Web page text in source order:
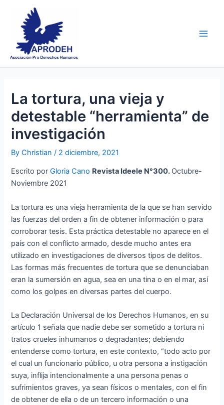
content
La tortura, una vieja y
detestable “herramienta” de
investigación
ByChristian/ 2 diciembre, 2021
Escrito porGloria Cano Revista Ideele N°300. Octubre-
Noviembre 2021
La tortura es una vieja herramienta de la que se han servido
las fuerzas del orden a fin de obtener información o para
corroborar tesis. Esta práctica detestable no aparece en el
país con el conflicto armado, desde mucho antes era
utilizado en investigaciones de diversos tipos de delitos.
Las formas más frecuentes de tortura que se denunciaban
eran la sumersión en agua, sea en una tina o en el mar, así
como los golpes en diversas partes del cuerpo.
La Declaración Universal de los Derechos Humanos, en su
artículo 1 señala que nadie debe ser sometido a tortura ni
tratos crueles inhumanos o degradantes; debiendo
entenderse como tortura, en este contexto, “todo acto por
el cual un funcionario público, u otra persona a instigación
suya, inflija intencionalmente a una persona penas o
sufrimientos graves, ya sean físicos o mentales, con el fin
de obtener de ella o de un tercero información o una
navigation